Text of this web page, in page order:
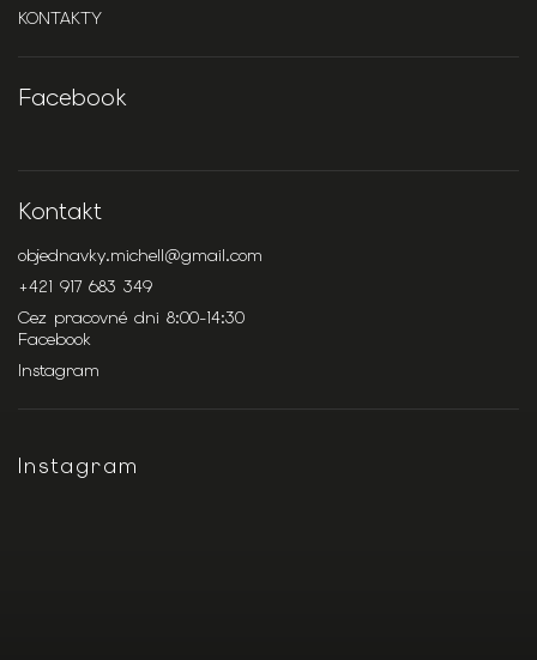
KONTAKTY
Facebook
Kontakt
objednavky.michell@gmail.com
+421 917 683 349
Cez pracovné dni 8:00-14:30
Facebook
Instagram
Instagram